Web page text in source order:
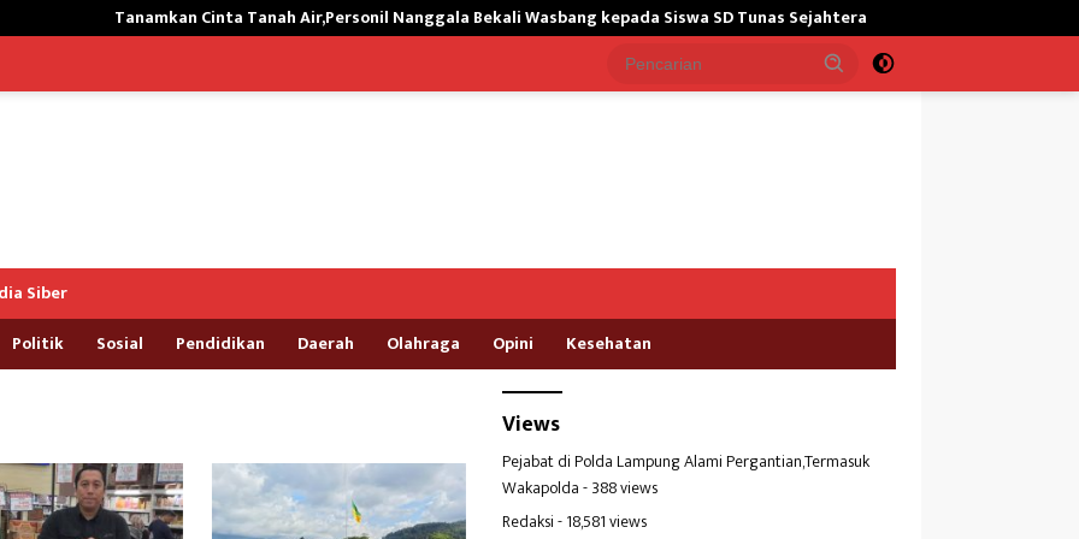
Tanamkan Cinta Tanah Air,Personil Nanggala Bekali Wasbang kepada Siswa SD Tunas Sejahtera Hadapi Potensi El Nino,Bulog
Siber
Politik Sosial Pendidikan Daerah Olahraga Opini Kesehatan
Views
Pejabat di Polda Lampung Alami Pergantian,Termasuk
Wakapolda- 388 views
Redaksi- 18,581 views